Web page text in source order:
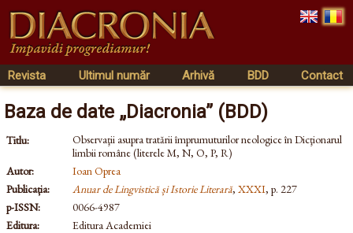
Revista Ultimul număr Arhivă BDD Contact
Baza de date „Diacronia” (BDD)
Titlu:
Observaţii asupra tratării împrumuturilor neologice în Dicţionarul
limbii române (literele M, N, O, P, R)
Autor:
Ioan Oprea
Publicația:
Anuar de Lingvistică și Istorie Literară, XXXI, p. 227
p-ISSN:
0066-4987
Editura:
Editura Academiei